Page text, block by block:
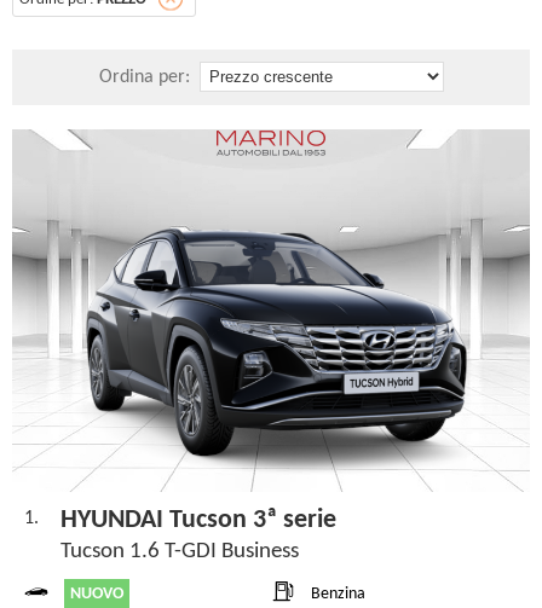
Ordina per:
1. HYUNDAI Tucson 3ª serie
Tucson 1.6 T-GDI Business
NUOVO
Benzina